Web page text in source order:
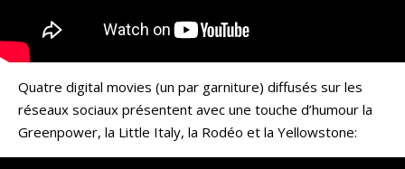
Quatre digital movies (un par garniture) diffusés sur les
réseaux sociaux présentent avec une touche d’humour la
Greenpower, la Little Italy, la Rodéo et la Yellowstone: